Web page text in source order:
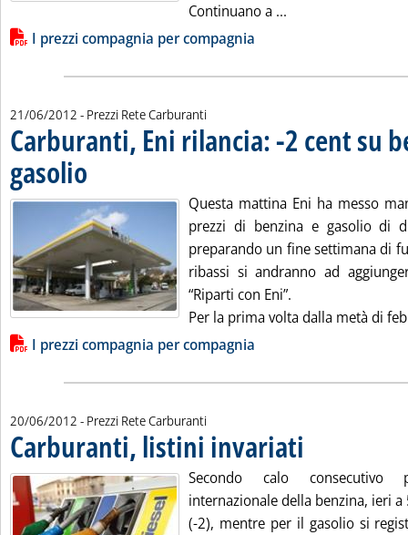
Continuano a ...
Lista allegati PDF alla notizia
I prezzi compagnia per compagnia
21/06/2012 - Prezzi Rete Carburanti
Carburanti, Eni rilancia: -2 cent su
gasolio
Questa mattina Eni ha messo
prezzi di benzina e gasolio di
preparando un fine settimana di
ribassi si andranno ad
“Riparti con Eni”.
Per la prima volta dalla metà di
Lista allegati PDF alla notizia
I prezzi compagnia per compagnia
20/06/2012 - Prezzi Rete Carburanti
Carburanti, listini invariati
Secondo calo
internazionale della benzina, ieri
(-2), mentre per il gasolio si